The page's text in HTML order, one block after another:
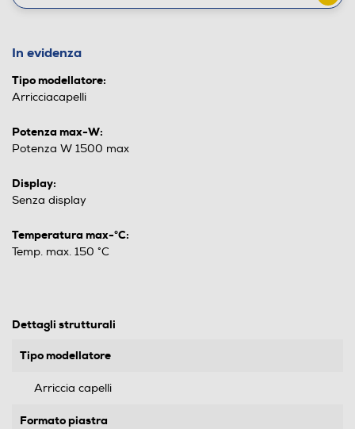
In evidenza
Tipo modellatore:
Arricciacapelli
Potenza max-W:
Potenza W 1500 max
Display:
Senza display
Temperatura max-°C:
Temp. max. 150 °C
Dettagli strutturali
Tipo modellatore
Arriccia capelli
Formato piastra